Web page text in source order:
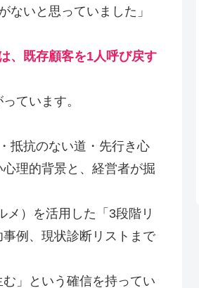
ないと思っていました」
、既存顧客を1人呼び戻す
ています。
抵抗のない道・先行き心
理的背景と、経営者が掘
メ）を活用した「3段階リ
例、現状診断リストまで
」という確信を持ってい